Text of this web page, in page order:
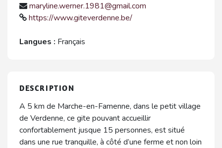
maryline.werner.1981@gmail.com
https://www.giteverdenne.be/
Langues : Français
DESCRIPTION
A 5 km de Marche-en-Famenne, dans le petit village
de Verdenne, ce gite pouvant accueillir
confortablement jusque 15 personnes, est situé
dans une rue tranquille, à côté d’une ferme et non loin